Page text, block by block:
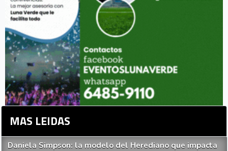
MAS LEIDAS
Daniela Simpson: la modelo del Herediano que impacta